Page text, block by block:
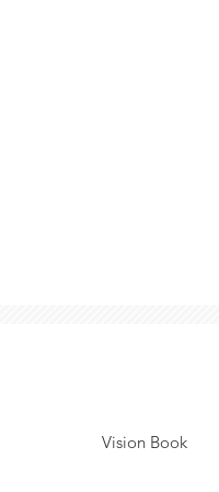
Vision Book